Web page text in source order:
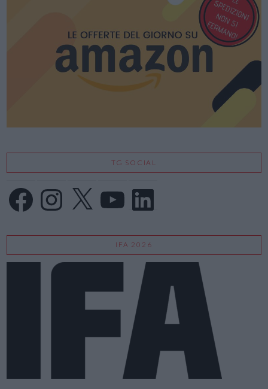
TG SOCIAL
FacebookInstagram
X LinkedIn
IFA 2026